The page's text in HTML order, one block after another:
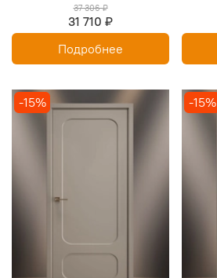
37 306 ₽
31 710 ₽
Подробнее
-15% -15%